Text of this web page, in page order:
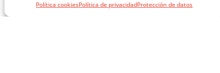
Política cookiesPolítica de privacidadProtección de datos